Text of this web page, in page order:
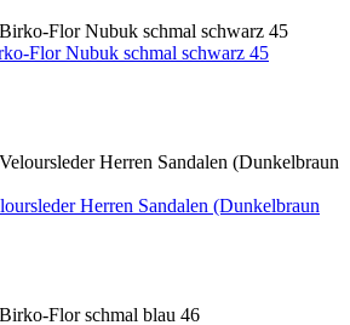
Flor Nubuk schmal schwarz 45
Herren Sandalen (Dunkelbraun